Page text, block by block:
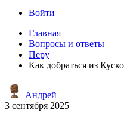
Войти
Главная
Вопросы и ответы
Перу
Как добраться из
Андрей
3 сентября 2025